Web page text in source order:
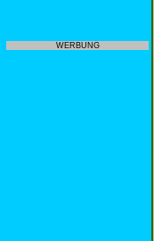
WERBUNG